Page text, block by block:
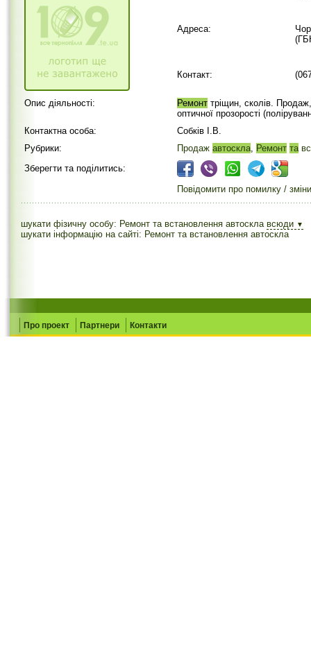
Адреса:
Контакт:
Опис діяльності: Ремонт тріщин, сколів.
оптичної прозорості
Контактна особа:
Собків І.В.
Рубрики:
Продаж автоскла, Ремонт тавс
Зберегти та поділитись:
Повідомити про помилку / зміни
шукати фізичну особу: Ремонт та встановлення автоскла всюди ▼
шукати інформацію на сайті: Ремонт та встановлення автоскла
Про проект Партнери Контакти